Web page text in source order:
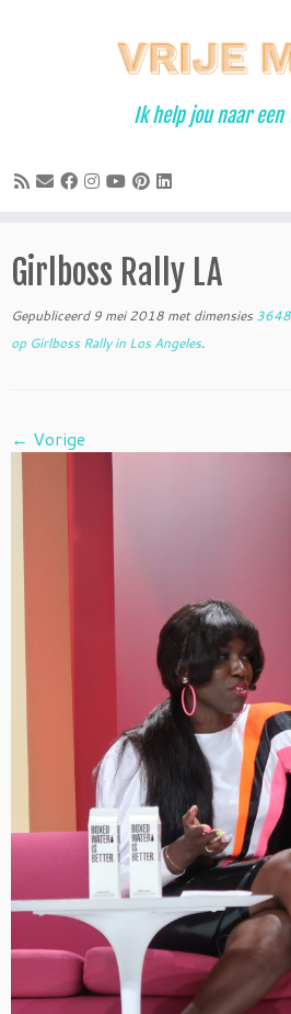
Ik help jou naar een
Girlboss Rally LA
Gepubliceerd 9 mei 2018 met dimensies
op Girlboss Rally in Los Angeles.
← Vorige